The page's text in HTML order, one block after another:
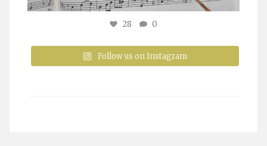
28 0
Follow us on Instagram